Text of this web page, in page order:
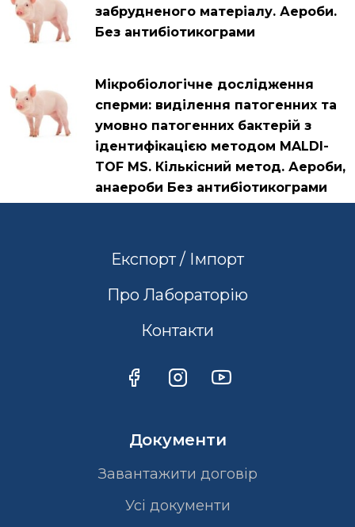
забрудненого матеріалу. Аероби.
Без антибіотикограми
Мікробіологічне дослідження
сперми: виділення патогенних та
умовно патогенних бактерій з
ідентифікацією методом MALDI-
TOF MS. Кількісний метод. Аероби,
анаероби Без антибіотикограми
Експорт / Імпорт
Про Лабораторію
Контакти
Документи
Завантажити договір
Усі документи